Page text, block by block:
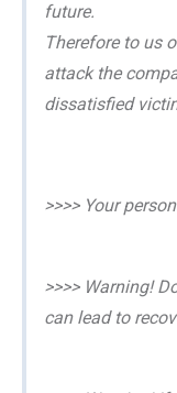
future.
Therefore to us
attack the
dissatisfied
>>>> Your
>>>> Warning!
can lead to